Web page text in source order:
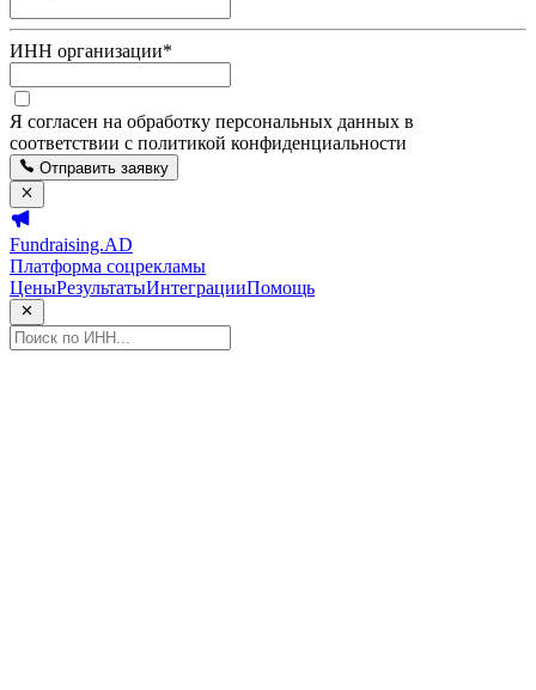
ИНН организации*
Я согласен на обработку персональных данных в
соответствии с политикой конфиденциальности
Отправить заявку
Fundraising.AD
Платформа соцрекламы
ЦеныРезультатыИнтеграцииПомощь